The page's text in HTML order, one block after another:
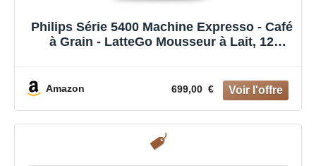
Philips Série 5400 Machine Expresso - Café
à Grain - LatteGo Mousseur à Lait, 12
Amazon 699,00 €